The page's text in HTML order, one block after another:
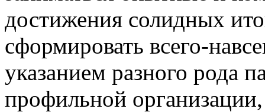
достижения солидных
сформировать всего-
указанием разного рода
профильной